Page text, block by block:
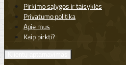
Pirkimo sąlygos ir taisyklės
Privatumo politika
Apie mus
Kaip pirkti?